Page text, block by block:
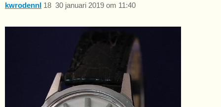
kwrodennl 30 januari 2019 om 11:40
18